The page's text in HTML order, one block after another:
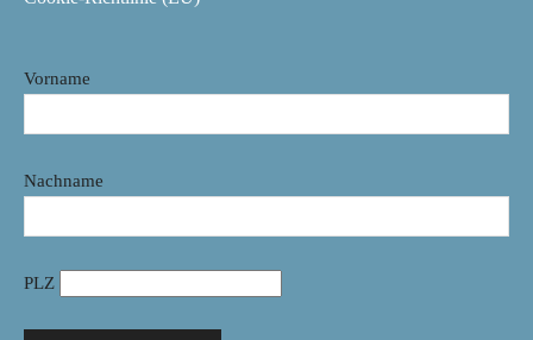
Vorname
Nachname
PLZ